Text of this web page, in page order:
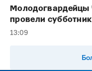
Молодогвардейцы
провели субботник
13:09